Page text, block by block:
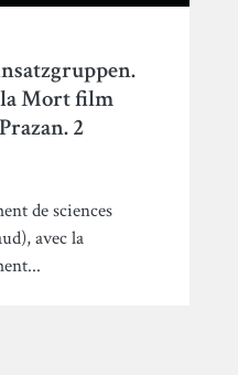
la Mort film
2
de sciences
avec la